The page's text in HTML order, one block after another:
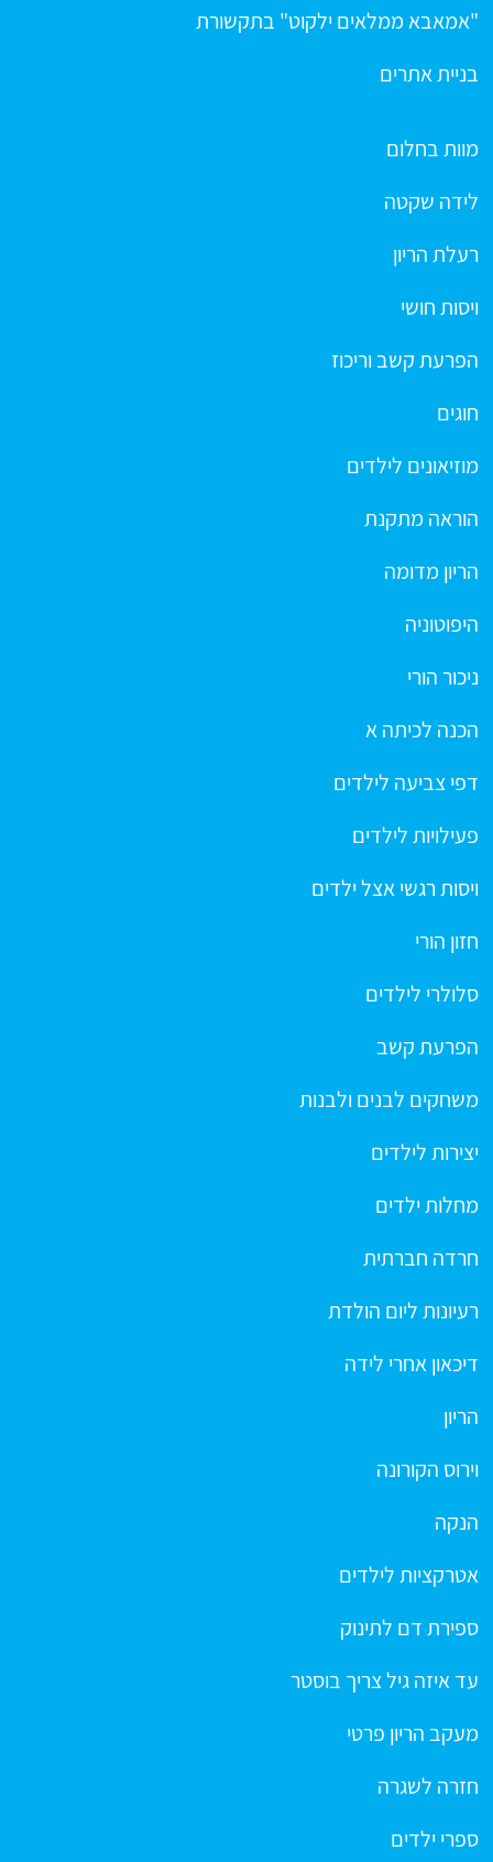
"אמאבא ממלאים ילקוט" בתקשורת
בניית אתרים
מוות בחלום
לידה שקטה
רעלת הריון
ויסות חושי
הפרעת קשב וריכוז
חוגים
מוזיאונים לילדים
הוראה מתקנת
הריון מדומה
היפוטוניה
ניכור הורי
הכנה לכיתה א
דפי צביעה לילדים
פעילויות לילדים
ויסות רגשי אצל ילדים
חזון הורי
סלולרי לילדים
הפרעת קשב
משחקים לבנים ולבנות
יצירות לילדים
מחלות ילדים
חרדה חברתית
רעיונות ליום הולדת
דיכאון אחרי לידה
הריון
וירוס הקורונה
הנקה
אטרקציות לילדים
ספירת דם לתינוק
עד איזה גיל צריך בוסטר
מעקב הריון פרטי
חזרה לשגרה
ספרי ילדים